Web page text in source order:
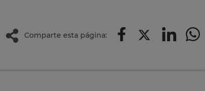
Comparte esta página: